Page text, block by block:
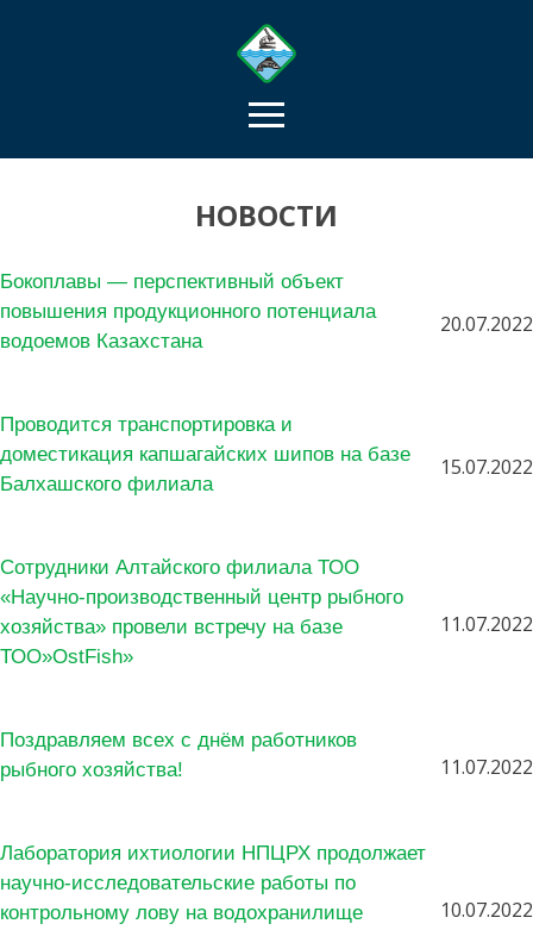
НОВОСТИ
Бокоплавы — перспективный объект
повышения продукционного потенциала
водоемов Казахстана
20.07.2022
Проводится транспортировка и
доместикация капшагайских шипов на базе
Балхашского филиала
15.07.2022
Сотрудники Алтайского филиала ТОО
«Научно-производственный центр рыбного
хозяйства» провели встречу на базе
ТОО»OstFish»
11.07.2022
Поздравляем всех с днём работников
рыбного хозяйства!
11.07.2022
Лаборатория ихтиологии НПЦРХ продолжает
научно-исследовательские работы по
контрольному лову на водохранилище
10.07.2022